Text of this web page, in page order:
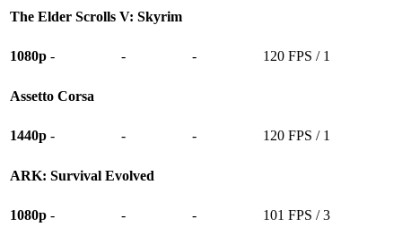
The Elder Scrolls V: Skyrim
1080p - - - 120 FPS / 1
Assetto Corsa
1440p - - - 120 FPS / 1
ARK: Survival Evolved
1080p - - - 101 FPS / 3